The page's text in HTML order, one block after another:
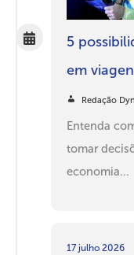
5
em
Redação
Entenda
tomar
economia...
17 julho 2026